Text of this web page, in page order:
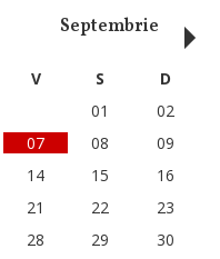
Septembrie
V S
D
01
02
07 08
09
14 15
16
21 22
23
28 29
30